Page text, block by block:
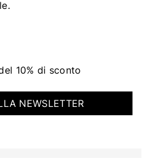
10% di sconto
NEWSLETTER